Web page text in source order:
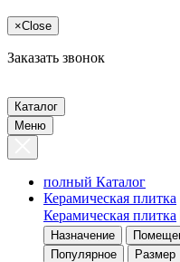
×Close
Заказать звонок
Каталог
Меню
полный Каталог
Керамическая плитка
Керамическая плитка
Назначение
Популярное
Размер